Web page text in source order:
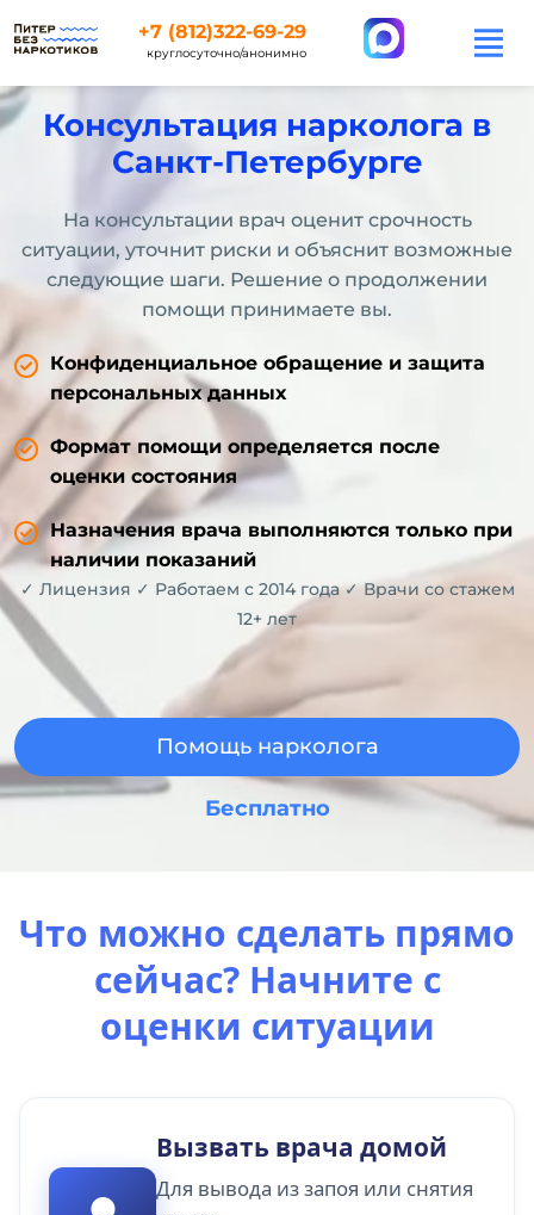
+7 (812)322-69-29
круглосуточно/анонимно
Консультация нарколога в
Санкт-Петербурге
На консультации врач оценит срочность
ситуации, уточнит риски и объяснит возможные
следующие шаги. Решение о продолжении
помощи принимаете вы.
Конфиденциальное обращение и защита
персональных данных
Формат помощи определяется после
оценки состояния
Назначения врача выполняются только при
наличии показаний
✓ Лицензия ✓ Работаем с 2014 года ✓ Врачи со стажем
12+ лет
Помощь нарколога
Бесплатно
Что можно сделать прямо
сейчас? Начните с
оценки ситуации
Вызвать врача домой
Для вывода из запоя или снятия